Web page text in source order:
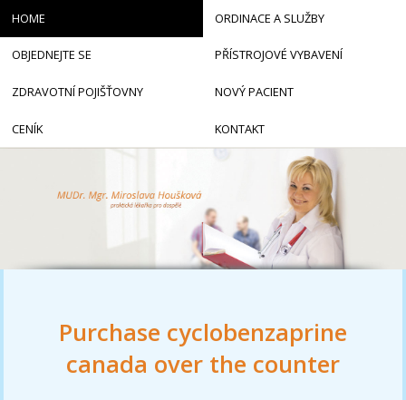
Purchase cyclobenzaprine
canada over the counter
HOME ORDINACE A SLUŽBY
OBJEDNEJTE SE PŘÍSTROJOVÉ VYBAVENÍ
ZDRAVOTNÍ POJIŠŤOVNY NOVÝ PACIENT
CENÍK KONTAKT